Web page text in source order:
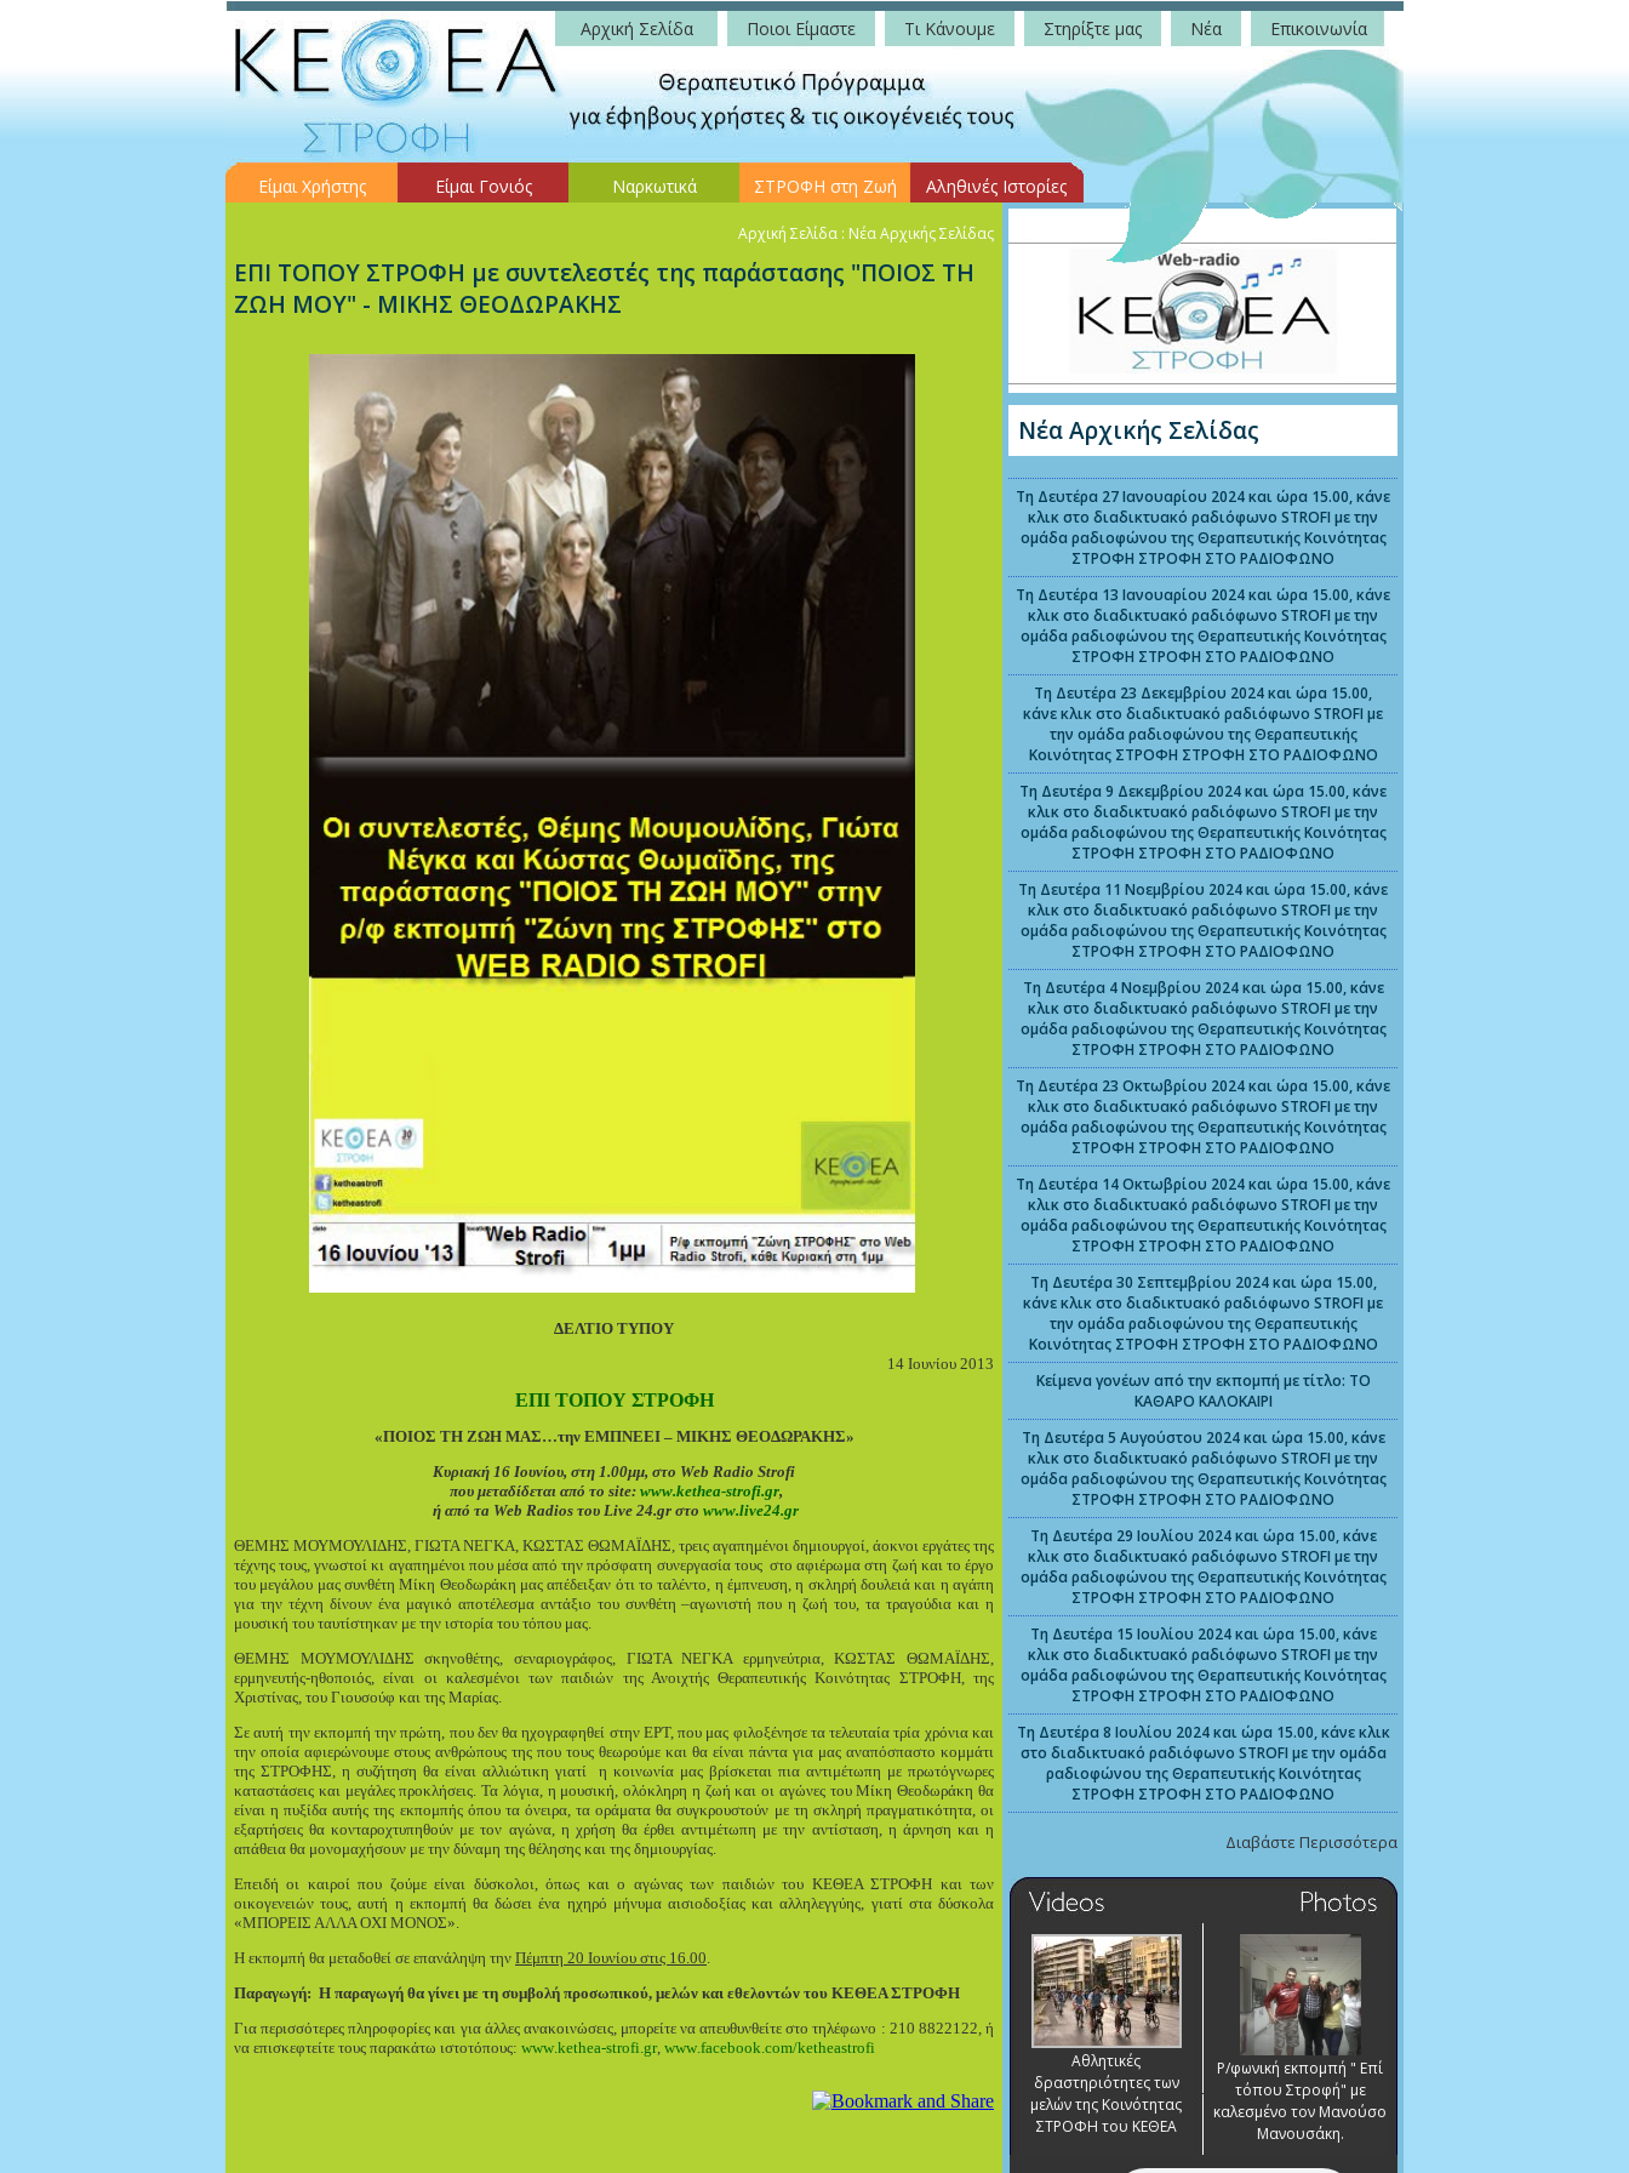
Αρχική Σελίδα Ποιοι Είμαστε Τι Κάνουμε Στηρίξτε μας Νέα Επικοινωνία
Είμαι Χρήστης Είμαι Γονιός Ναρκωτικά ΣΤΡΟΦΗ στη Ζωή Αληθινές Ιστορίες
Αρχική Σελίδα : Νέα Αρχικής Σελίδας
ΕΠΙ ΤΟΠΟΥ ΣΤΡΟΦΗ με συντελεστές της παράστασης "ΠΟΙΟΣ ΤΗ
ΖΩΗ ΜΟΥ" - ΜΙΚΗΣ ΘΕΟΔΩΡΑΚΗΣ
ΔΕΛΤΙΟ ΤΥΠΟΥ
14 Ιουνίου 2013
ΕΠΙ ΤΟΠΟΥ ΣΤΡΟΦΗ
«ΠΟΙΟΣ ΤΗ ΖΩΗ ΜΑΣ…την ΕΜΠΝΕΕΙ – ΜΙΚΗΣ ΘΕΟΔΩΡΑΚΗΣ»
Κυριακή 16 Ιουνίου, στη 1.00μμ, στο Web Radio Strofi
που μεταδίδεται από το site: www.kethea-strofi.gr,
ή από τa Web Radios του Live 24.gr στο www.live24.gr
ΘΕΜΗΣ ΜΟΥΜΟΥΛΙΔΗΣ, ΓΙΩΤΑ ΝΕΓΚΑ, ΚΩΣΤΑΣ ΘΩΜΑΪΔΗΣ, τρεις αγαπημένοι δημιουργοί, άοκνοι εργάτες της
τέχνης τους, γνωστοί κι αγαπημένοι που μέσα από την πρόσφατη συνεργασία τους στο αφιέρωμα στη ζωή και το έργο
του μεγάλου μας συνθέτη Μίκη Θεοδωράκη μας απέδειξαν ότι το ταλέντο, η έμπνευση, η σκληρή δουλειά και η αγάπη
για την τέχνη δίνουν ένα μαγικό αποτέλεσμα αντάξιο του συνθέτη –αγωνιστή που η ζωή του, τα τραγούδια και η
μουσική του ταυτίστηκαν με την ιστορία του τόπου μας.
ΘΕΜΗΣ ΜΟΥΜΟΥΛΙΔΗΣ σκηνοθέτης, σεναριογράφος, ΓΙΩΤΑ ΝΕΓΚΑερμηνεύτρια, ΚΩΣΤΑΣ ΘΩΜΑΪΔΗΣ,
ερμηνευτής-ηθοποιός, είναι οι καλεσμένοι των παιδιών της Ανοιχτής Θεραπευτικής Κοινότητας ΣΤΡΟΦΗ, της
Χριστίνας, του Γιουσούφ και της Μαρίας.
Σε αυτή την εκπομπή την πρώτη, που δεν θα ηχογραφηθεί στην ΕΡΤ, που μας φιλοξένησε τα τελευταία τρία χρόνια και
την οποία αφιερώνουμε στους ανθρώπους της που τους θεωρούμε και θα είναι πάντα για μας αναπόσπαστο κομμάτι
της ΣΤΡΟΦΗΣ, η συζήτηση θα είναι αλλιώτικη γιατί η κοινωνία μας βρίσκεται πια αντιμέτωπη με πρωτόγνωρες
καταστάσεις και μεγάλες προκλήσεις. Τα λόγια, η μουσική, ολόκληρη η ζωή και οι αγώνες του Μίκη Θεοδωράκη θα
είναι η πυξίδα αυτής της εκπομπής όπου τα όνειρα, τα οράματα θα συγκρουστούν με τη σκληρή πραγματικότητα, οι
εξαρτήσεις θα κονταροχτυπηθούν με τον αγώνα, η χρήση θα έρθει αντιμέτωπη με την αντίσταση, η άρνηση και η
απάθεια θα μονομαχήσουν με την δύναμη της θέλησης και της δημιουργίας.
Επειδή οι καιροί που ζούμε είναι δύσκολοι, όπως και ο αγώνας των παιδιών του ΚΕΘΕΑ ΣΤΡΟΦΗ και των
οικογενειών τους, αυτή η εκπομπή θα δώσει ένα ηχηρό μήνυμα αισιοδοξίας και αλληλεγγύης, γιατί στα δύσκολα
«ΜΠΟΡΕΙΣ ΑΛΛΑ ΟΧΙ ΜΟΝΟΣ».
Η εκπομπή θα μεταδοθεί σε επανάληψη την Πέμπτη 20 Ιουνίου στις 16.00.
Παραγωγή: Η παραγωγή θα γίνει με τη συμβολή προσωπικού, μελών και εθελοντών του ΚΕΘΕΑ ΣΤΡΟΦΗ
Για περισσότερες πληροφορίες και για άλλες ανακοινώσεις, μπορείτε να απευθυνθείτε στο τηλέφωνο : 210 8822122, ή
να επισκεφτείτε τους παρακάτω ιστοτόπους: www.kethea-strofi.gr, www.facebook.com/ketheastrofi
Νέα Αρχικής Σελίδας
Τη Δευτέρα 27 Ιανουαρίου 2024 και ώρα 15.00, κάνε
κλικ στο διαδικτυακό ραδιόφωνο STROFI με την
ομάδα ραδιοφώνου της Θεραπευτικής Κοινότητας
ΣΤΡΟΦΗ ΣΤΡΟΦΗ ΣΤΟ ΡΑΔΙΟΦΩΝΟ
Τη Δευτέρα 13 Ιανουαρίου 2024 και ώρα 15.00, κάνε
κλικ στο διαδικτυακό ραδιόφωνο STROFI με την
ομάδα ραδιοφώνου της Θεραπευτικής Κοινότητας
ΣΤΡΟΦΗ ΣΤΡΟΦΗ ΣΤΟ ΡΑΔΙΟΦΩΝΟ
Τη Δευτέρα 23 Δεκεμβρίου 2024 και ώρα 15.00,
κάνε κλικ στο διαδικτυακό ραδιόφωνο STROFI με
την ομάδα ραδιοφώνου της Θεραπευτικής
Κοινότητας ΣΤΡΟΦΗ ΣΤΡΟΦΗ ΣΤΟ ΡΑΔΙΟΦΩΝΟ
Τη Δευτέρα 9 Δεκεμβρίου 2024 και ώρα 15.00, κάνε
κλικ στο διαδικτυακό ραδιόφωνο STROFI με την
ομάδα ραδιοφώνου της Θεραπευτικής Κοινότητας
ΣΤΡΟΦΗ ΣΤΡΟΦΗ ΣΤΟ ΡΑΔΙΟΦΩΝΟ
Τη Δευτέρα 11 Νοεμβρίου 2024 και ώρα 15.00, κάνε
κλικ στο διαδικτυακό ραδιόφωνο STROFI με την
ομάδα ραδιοφώνου της Θεραπευτικής Κοινότητας
ΣΤΡΟΦΗ ΣΤΡΟΦΗ ΣΤΟ ΡΑΔΙΟΦΩΝΟ
Τη Δευτέρα 4 Νοεμβρίου 2024 και ώρα 15.00, κάνε
κλικ στο διαδικτυακό ραδιόφωνο STROFI με την
ομάδα ραδιοφώνου της Θεραπευτικής Κοινότητας
ΣΤΡΟΦΗ ΣΤΡΟΦΗ ΣΤΟ ΡΑΔΙΟΦΩΝΟ
Τη Δευτέρα 23 Οκτωβρίου 2024 και ώρα 15.00, κάνε
κλικ στο διαδικτυακό ραδιόφωνο STROFI με την
ομάδα ραδιοφώνου της Θεραπευτικής Κοινότητας
ΣΤΡΟΦΗ ΣΤΡΟΦΗ ΣΤΟ ΡΑΔΙΟΦΩΝΟ
Τη Δευτέρα 14 Οκτωβρίου 2024 και ώρα 15.00, κάνε
κλικ στο διαδικτυακό ραδιόφωνο STROFI με την
ομάδα ραδιοφώνου της Θεραπευτικής Κοινότητας
ΣΤΡΟΦΗ ΣΤΡΟΦΗ ΣΤΟ ΡΑΔΙΟΦΩΝΟ
Τη Δευτέρα 30 Σεπτεμβρίου 2024 και ώρα 15.00,
κάνε κλικ στο διαδικτυακό ραδιόφωνο STROFI με
την ομάδα ραδιοφώνου της Θεραπευτικής
Κοινότητας ΣΤΡΟΦΗ ΣΤΡΟΦΗ ΣΤΟ ΡΑΔΙΟΦΩΝΟ
Κείμενα γονέων από την εκπομπή με τίτλο: ΤΟ
ΚΑΘΑΡΟ ΚΑΛΟΚΑΙΡΙ
Τη Δευτέρα 5 Αυγούστου 2024 και ώρα 15.00, κάνε
κλικ στο διαδικτυακό ραδιόφωνο STROFI με την
ομάδα ραδιοφώνου της Θεραπευτικής Κοινότητας
ΣΤΡΟΦΗ ΣΤΡΟΦΗ ΣΤΟ ΡΑΔΙΟΦΩΝΟ
Τη Δευτέρα 29 Ιουλίου 2024 και ώρα 15.00, κάνε
κλικ στο διαδικτυακό ραδιόφωνο STROFI με την
ομάδα ραδιοφώνου της Θεραπευτικής Κοινότητας
ΣΤΡΟΦΗ ΣΤΡΟΦΗ ΣΤΟ ΡΑΔΙΟΦΩΝΟ
Τη Δευτέρα 15 Ιουλίου 2024 και ώρα 15.00, κάνε
κλικ στο διαδικτυακό ραδιόφωνο STROFI με την
ομάδα ραδιοφώνου της Θεραπευτικής Κοινότητας
ΣΤΡΟΦΗ ΣΤΡΟΦΗ ΣΤΟ ΡΑΔΙΟΦΩΝΟ
Τη Δευτέρα 8 Ιουλίου 2024 και ώρα 15.00, κάνε κλικ
στο διαδικτυακό ραδιόφωνο STROFI με την ομάδα
ραδιοφώνου της Θεραπευτικής Κοινότητας
ΣΤΡΟΦΗ ΣΤΡΟΦΗ ΣΤΟ ΡΑΔΙΟΦΩΝΟ
Διαβάστε Περισσότερα
Αθλητικές
δραστηριότητες των
μελών της Κοινότητας
ΣΤΡΟΦΗ του ΚΕΘΕΑ
Ρ/φωνική εκπομπή " Επί
τόπου Στροφή" με
καλεσμένο τον Μανούσο
Μανουσάκη.